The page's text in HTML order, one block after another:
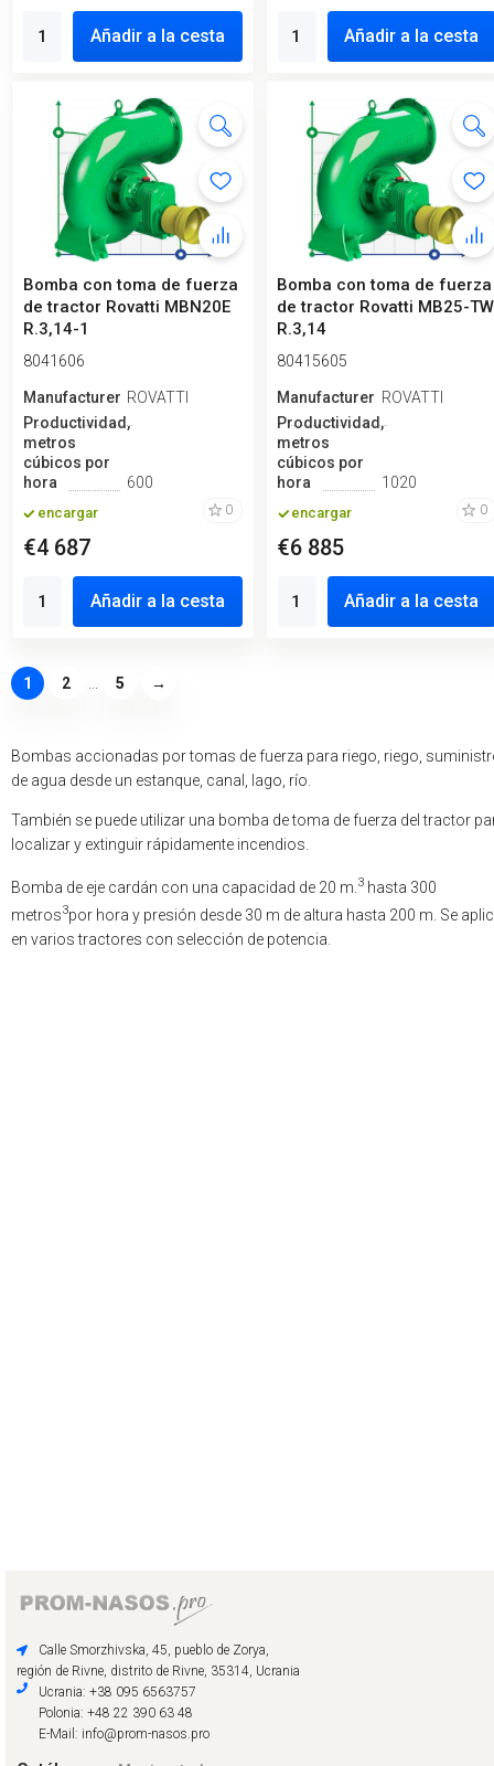
Añadir a la cesta Añadir a la cesta
Bomba con toma de fuerza
de tractor Rovatti MBN20E
R.3,14-1
8041606
ManufactureroROVATTI
Productividad,
metros
cúbicos por
hora
600
encargar 0
€4 687
Añadir a la cesta
Bomba con toma de fuerza
de tractor Rovatti MB25-TW
R.3,14
80415605
ManufactureroROVATTI
Productividad,
metros
cúbicos por
hora
1020
encargar 0
€6 885
Añadir a la cesta
1 2 ... 5 →
Bombas accionadas por tomas de fuerza para riego, riego,
de agua desde un estanque, canal, lago, río.
También se puede utilizar una bomba de toma de fuerza del tractor
localizar y extinguir rápidamente incendios.
Bomba de eje cardán con una capacidad de 20 m. 3 hasta 300
metros3por hora y presión desde 30 m de altura hasta 200 m. Se
en varios tractores con selección de potencia.
Calle Smorzhivska, 45, pueblo de Zorya,
región de Rivne, distrito de Rivne, 35314, Ucrania
Ucrania: +38 095 6563757
Polonia: +48 22 390 63 48
E-Mail: info@prom-nasos.pro